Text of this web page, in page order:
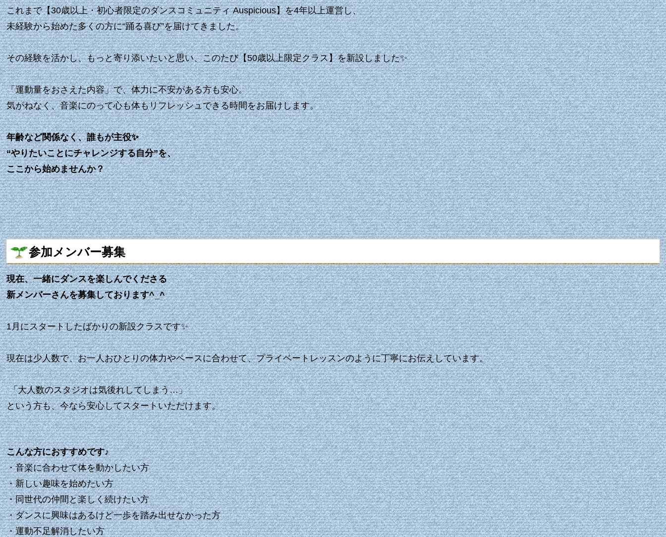
これまで【30歳以上・初心者限定のダンスコミュニティ Auspicious】を4年以上運営し、
未経験から始めた多くの方に“踊る喜び”を届けてきました。
その経験を活かし、もっと寄り添いたいと思い、このたび【50歳以上限定クラス】を新設しました✨
「運動量をおさえた内容」で、体力に不安がある方も安心。
気がねなく、音楽にのって心も体もリフレッシュできる時間をお届けします。
年齢など関係なく、誰もが主役✨
“やりたいことにチャレンジする自分”を、
ここから始めませんか？
参加メンバー募集
現在、一緒にダンスを楽しんでくださる
新メンバーさんを募集しております^⁠_⁠^
1月にスタートしたばかりの新設クラスです✨
現在は少人数で、お一人おひとりの体力やペースに合わせて、プライベートレッスンのように丁寧にお伝えしています。
「大人数のスタジオは気後れしてしまう…」
という方も、今なら安心してスタートいただけます。
こんな方におすすめです♪
・音楽に合わせて体を動かしたい方
・新しい趣味を始めたい方
・同世代の仲間と楽しく続けたい方
・ダンスに興味はあるけど一歩を踏み出せなかった方
・運動不足解消したい方